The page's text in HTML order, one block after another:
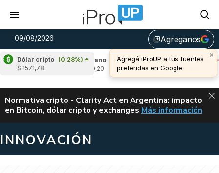
09/08/2026 library_addAgreganos
×
Agregá iProUP a tus fuentes
preferidas en Google
Dólar cripto (0,28%)
$ 1571,78
Cardano
(-1,41%)
Avalanche (-
u$s 6,47
ALERTA
Normativa cripto - Clarity Act en Argentina: impacto
en Bitcoin, dólar cripto y exchanges CLARITY ACT EN
Más información
INNOVACIÓN